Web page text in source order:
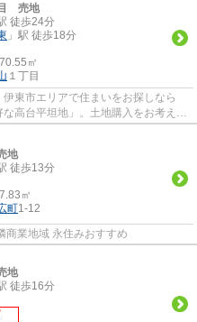
売地
徒歩24分
」駅 徒歩18分
㎡
１丁目
東市エリアで住まいをお探しなら
高台平坦地」。土地購入をお考えの
すめで...
地
徒歩13分
㎡
町1-12
商業地域 永住みおすすめ
地
徒歩16分